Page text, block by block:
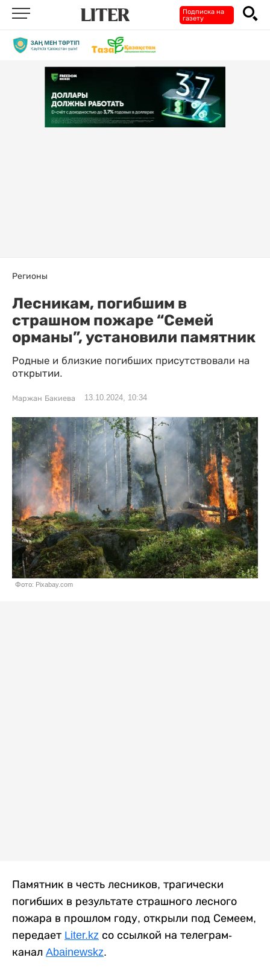
Подписка на
газету
Регионы
Лесникам, погибшим в
страшном пожаре “Семей
орманы”, установили памятник
Родные и близкие погибших присутствовали на
открытии.
Маржан Бакиева 13.10.2024, 10:34
Фото: Pixabay.com
Памятник в честь лесников, трагически
погибших в результате страшного лесного
пожара в прошлом году, открыли под Семеем,
передает Liter.kz со ссылкой на телеграм-
канал Abainewskz.